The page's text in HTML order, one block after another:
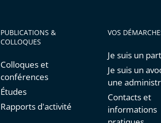
PUBLICATIONS &
COLLOQUES
Colloques et
conférences
Études
Rapports d'activité
VOS
Je suis un
Je suis un
une
Contacts et
informations